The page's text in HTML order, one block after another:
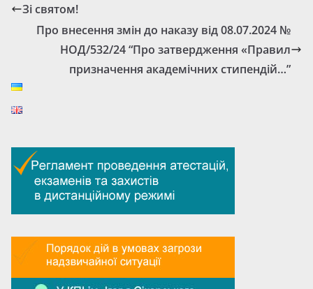
Зі святом!
Про внесення змін до наказу від 08.07.2024 №
НОД/532/24 “Про затвердження «Правил
призначення академічних стипендій…”